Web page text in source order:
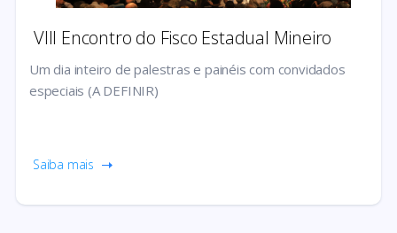
VIII Encontro do Fisco Estadual Mineiro
Um dia inteiro de palestras e painéis com convidados
especiais (A DEFINIR)
Saiba mais